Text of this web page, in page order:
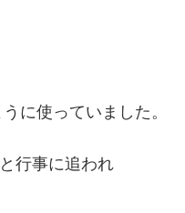
に使っていました。
行事に追われ